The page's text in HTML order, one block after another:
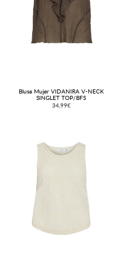
Blusa Mujer VIDANIRA V-NECK
SINGLET TOP/BFS
34,99€